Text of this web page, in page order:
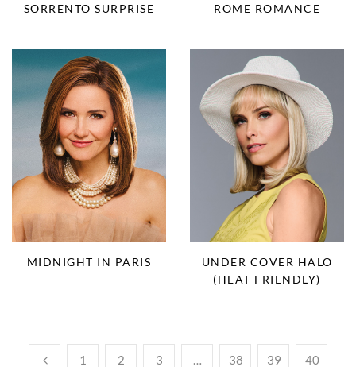
SORRENTO SURPRISE ROME ROMANCE
MIDNIGHT IN PARIS
UNDER COVER HALO
(HEAT FRIENDLY)
1 2 3 … 38 39 40